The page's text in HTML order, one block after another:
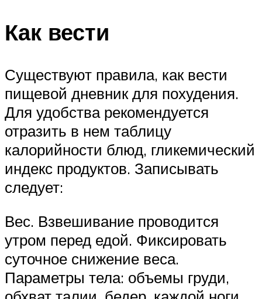
Как вести
Существуют правила, как вести
пищевой дневник для похудения.
Для удобства рекомендуется
отразить в нем таблицу
калорийности блюд, гликемический
индекс продуктов. Записывать
следует:
Вес. Взвешивание проводится
утром перед едой. Фиксировать
суточное снижение веса.
Параметры тела: объемы груди,